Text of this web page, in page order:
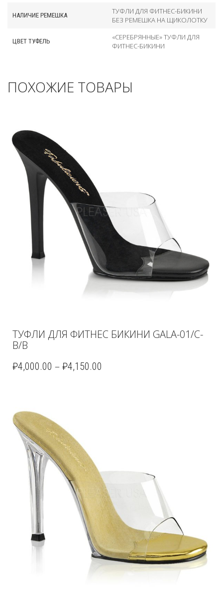
НАЛИЧИЕ РЕМЕШКА
ТУФЛИ ДЛЯ ФИТНЕС-БИКИНИ
БЕЗ РЕМЕШКА НА ЩИКОЛОТКУ
ЦВЕТ ТУФЕЛЬ
«СЕРЕБРЯННЫЕ» ТУФЛИ ДЛЯ
ФИТНЕС-БИКИНИ
ПОХОЖИЕ ТОВАРЫ
ТУФЛИ ДЛЯ ФИТНЕС БИКИНИ GALA-01/C-
B/B
₽4,000.00 – ₽4,150.00